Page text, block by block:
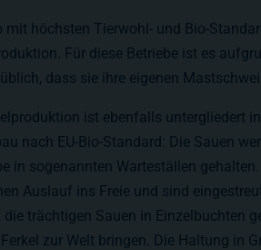
mit höchsten Tierwohl- und Bio-
Für diese Betriebe ist es
dass sie ihre eigenen
ist ebenfalls untergliedert
nach EU-Bio-Standard: Die Sauen
in sogenannten Warteställen
Auslauf ins Freie und sind
trächtigen Sauen in Einzelbuchten
zur Welt bringen. Die Haltung in